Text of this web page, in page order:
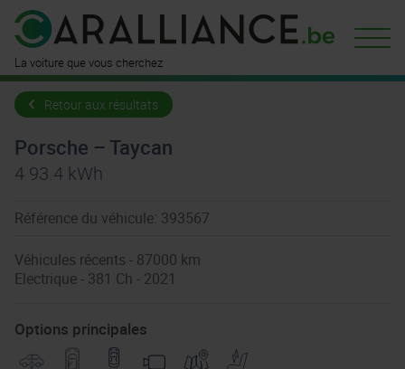
La voiture que vous cherchez
Retour aux résultats
Porsche – Taycan
4 93.4 kWh
Référence du véhicule: 393567
Véhicules récents - 87000 km
Electrique - 381 Ch - 2021
Options principales